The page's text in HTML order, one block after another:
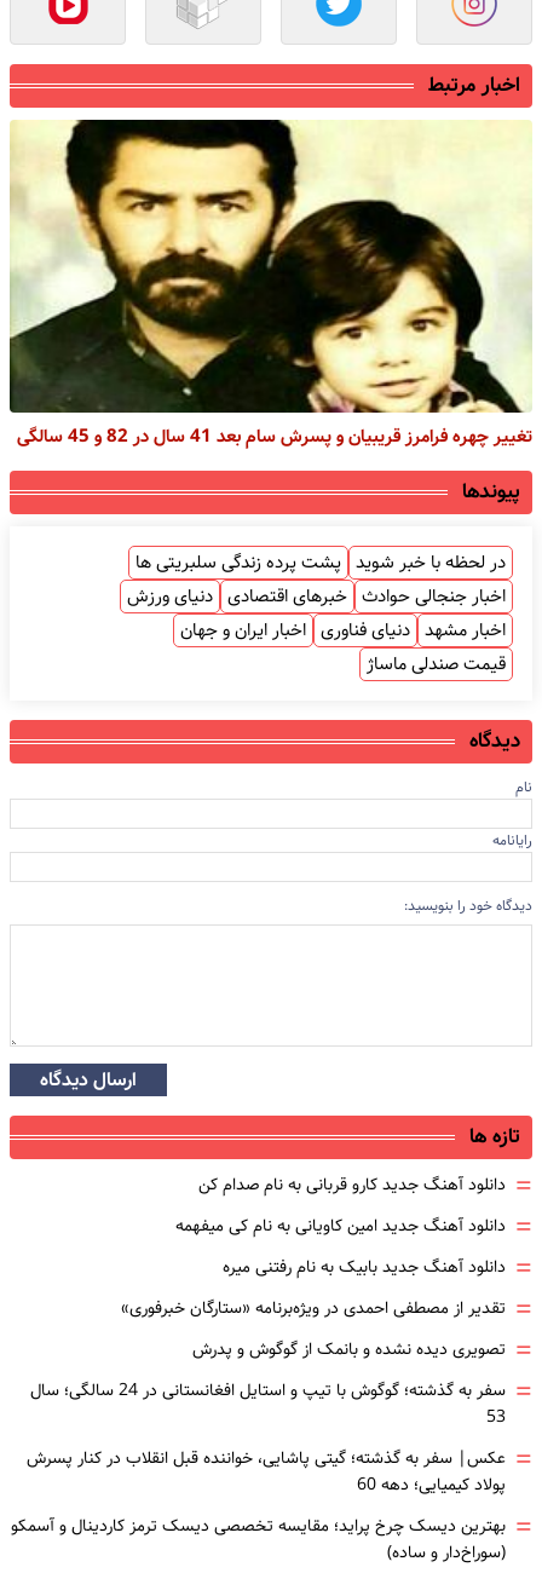
اخبار مرتبط
تغییر چهره فرامرز قریبیان و پسرش سام بعد 41 سال در 82 و 45 سالگی
پیوندها
در لحظه با خبر شوید پشت پرده زندگی سلبریتی ها
اخبار جنجالی حوادث خبرهای اقتصادی دنیای ورزش
اخبار مشهد دنیای فناوری اخبار ایران و جهان
قیمت صندلی ماساژ
دیدگاه
نام
رایانامه
دیدگاه خود را بنویسید:
ارسال دیدگاه
تازه ها
= دانلود آهنگ جدید کارو قربانی به نام صدام کن
= دانلود آهنگ جدید امین کاویانی به نام کی میفهمه
= دانلود آهنگ جدید بابیک به نام رفتنی میره
= تقدیر از مصطفی احمدی در ویژه‌برنامه «ستارگان خبرفوری»
= تصویری دیده نشده و بانمک از گوگوش و پدرش
=
سفر به گذشته؛ گوگوش با تیپ و استایل افغانستانی در 24 سالگی؛ سال
53
= عکس| سفر به گذشته؛ گیتی پاشایی، خواننده قبل انقلاب در کنار پسرش
پولاد کیمیایی؛ دهه 60
= بهترین دیسک چرخ پراید؛ مقایسه تخصصی دیسک ترمز کاردینال و آسمکو
(سوراخ‌دار و ساده)